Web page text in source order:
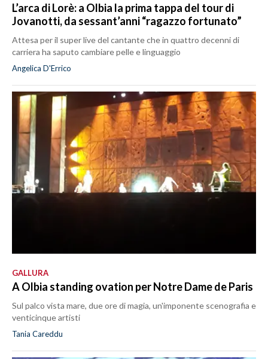
L’arca di Lorè: a Olbia la prima tappa del tour di
Jovanotti, da sessant’anni “ragazzo fortunato”
Attesa per il super live del cantante che in quattro decenni di
carriera ha saputo cambiare pelle e linguaggio
Angelica D'Errico
GALLURA
A Olbia standing ovation per Notre Dame de Paris
Sul palco vista mare, due ore di magia, un'imponente scenografia e
venticinque artisti
Tania Careddu